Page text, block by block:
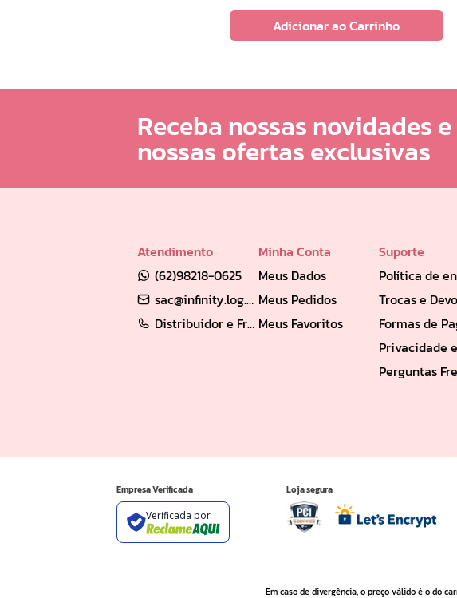
Adicionar ao Carrinho
Receba nossas novidades e
nossas ofertas exclusivas
Atendimento
(62)98218-0625
sac@infinity.log.br
Distribuidor e Franqueado: (62) 98189-0213
Minha Conta
Meus Dados
Meus Pedidos
Meus Favoritos
Suporte
Política de
Trocas e
Empresa Verificada
Verificada por
Loja segura
Em caso de divergência, o preço válido é o do